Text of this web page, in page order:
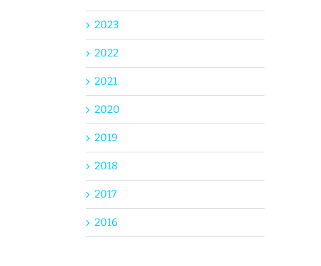
2023
2022
2021
2020
2019
2018
2017
2016